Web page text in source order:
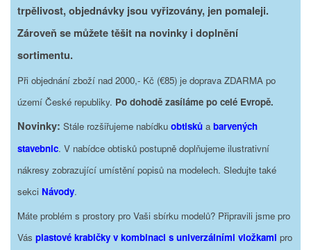
trpělivost, objednávky jsou vyřizovány, jen pomaleji.
Zároveň se můžete těšit na novinky i doplnění
sortimentu.
Při objednání zboží nad 2000,- Kč (€85) je doprava ZDARMA po
území České republiky. Po dohodě zasíláme po celé Evropě.
Novinky: Stále rozšiřujeme nabídku obtisků a barvených
stavebnic. V nabídce obtisků postupně doplňujeme ilustrativní
nákresy zobrazující umístění popisů na modelech. Sledujte také
sekci Návody.
Máte problém s prostory pro Vaši sbírku modelů? Připravili jsme pro
Vás plastové krabičky v kombinaci s univerzálními vložkami pro